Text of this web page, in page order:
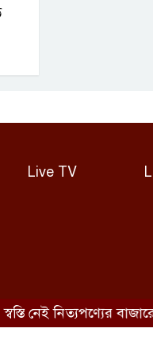
Live TV
নেই নিত্যপণ্যের বাজারে